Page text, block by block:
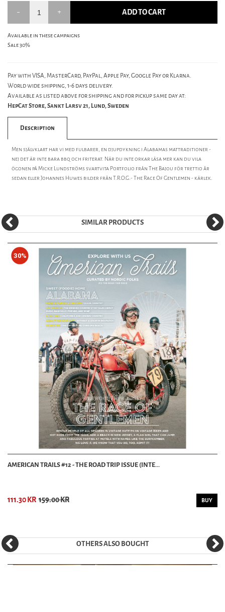
ADD TO CART
Available in these campaigns
Sale 30%
Pay with VISA, MasterCard, PayPal, Apple Pay, Google Pay or Klarna.
World wide shipping, 1-6 days delivery.
Available as listed above for shipping and for pickup same day at:
HepCat Store, Sankt Larsv 21, Lund, Sweden
Description
Men självklart har vi med fulbarer, en djupdykning i Alabamas mattraditioner -
nej det är inte bara bbq och friterat. När du inte orkar läsa mer kan du vila
ögonen på Micke Lundströms svartvita Portfolio från The Bajou för trettio år
sedan eller Johannes Huwes bilder från T.R.O.G.- The Race Of Gentlemen - kärlek.
SIMILAR PRODUCTS
30%
AMERICAN TRAILS #12 - THE ROAD TRIP ISSUE (INTE...
111.30 KR 159.00 KR BUY
OTHERS ALSO BOUGHT